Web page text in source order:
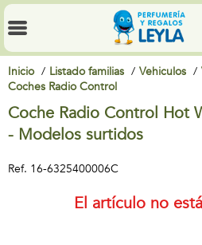
Inicio Listado familias Vehiculos
Coches Radio Control
Coche Radio Control Hot
- Modelos surtidos
Ref. 16-6325400006C
El artículo no